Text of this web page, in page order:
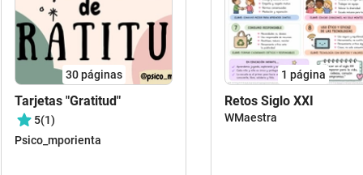
30páginas
Tarjetas "Gratitud"
5(1)
Psico_mporienta
1 página
Retos Siglo XXI
WMaestra